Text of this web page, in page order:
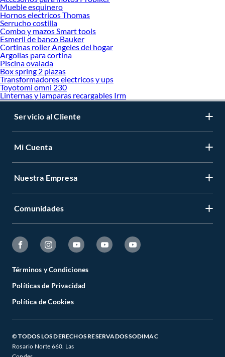
Mueble esquinero
Hornos electricos Thomas
Serrucho costilla
Combo y mazos Smart tools
Esmeril de banco Bauker
Cortinas roller Angeles del hogar
Argollas para cortina
Piscina ovalada
Box spring 2 plazas
Transformadores electricos y ups
Toyotomi omni 230
Linternas y lamparas recargables Irm
Servicio al Cliente
Mi Cuenta
Nuestra Empresa
Comunidades
Términos y Condiciones
Políticas de Privacidad
Política de Cookies
© TODOS LOS DERECHOS RESERVADOS SODIMAC
Rosario Norte 660. Las